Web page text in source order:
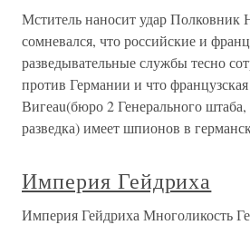
Мститель наносит удар Полковник
сомневался, что российские и
разведывательные службы тесно
против Германии и что
Вигеаu(бюро 2 Генерального
разведка) имеет шпионов в
Империя Гейдриха
Империя Гейдриха Многоликость